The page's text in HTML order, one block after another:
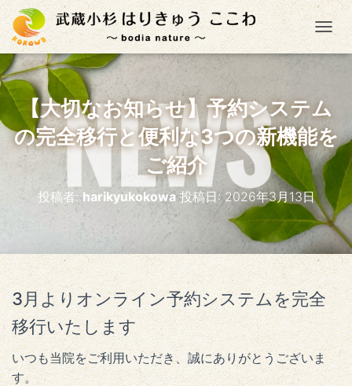
ナ
【大切なお知らせ】予約システム
の完全移行と便利な3つの新機能を
ご紹介
投稿者:harikyukokowa投稿日:2026年3月13日
3月よりオンライン予約システムを完全
移行いたします
いつも当院をご利用いただき、誠にありがとうございま
す。